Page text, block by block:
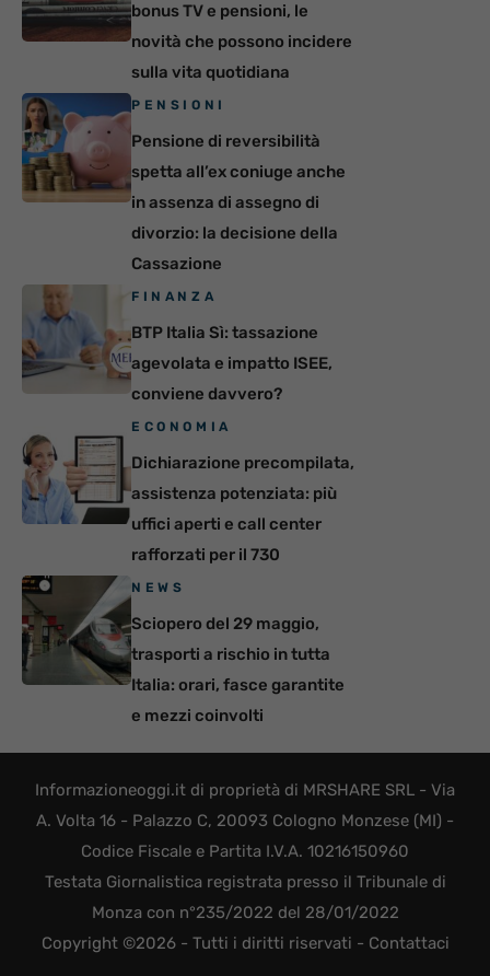
bonus TV e pensioni, le
novità che possono incidere
sulla vita quotidiana
PENSIONI
Pensione di reversibilità
spetta all’ex coniuge anche
in assenza di assegno di
divorzio: la decisione della
Cassazione
FINANZA
BTP Italia Sì: tassazione
agevolata e impatto ISEE,
conviene davvero?
ECONOMIA
Dichiarazione precompilata,
assistenza potenziata: più
uffici aperti e call center
rafforzati per il 730
NEWS
Sciopero del 29 maggio,
trasporti a rischio in tutta
Italia: orari, fasce garantite
e mezzi coinvolti
Informazioneoggi.it di proprietà di MRSHARE SRL - Via
A. Volta 16 - Palazzo C, 20093 Cologno Monzese (MI) -
Codice Fiscale e Partita I.V.A. 10216150960
Testata Giornalistica registrata presso il Tribunale di
Monza con n°235/2022 del 28/01/2022
Copyright ©2026 - Tutti i diritti riservati - Contattaci